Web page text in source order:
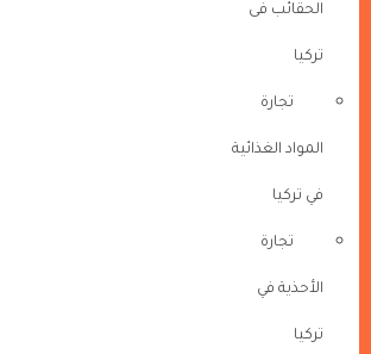
الحقائب فى
تركيا
تجارة
المواد الغذائية
في تركيا
تجارة
الأحذية في
تركيا